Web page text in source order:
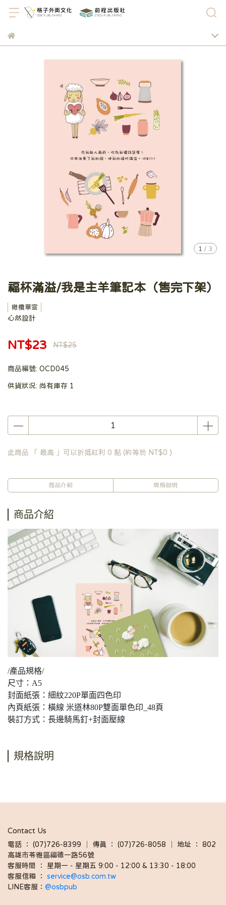
1 / 3
福杯滿溢/我是主羊筆記本（售完下架）
橄欖華宣
心然設計
NT$23 NT$25
商品編號: OCD045
供貨狀況: 尚有庫存 1
此商品 「 最高 」可以折抵紅利 0 點 (約等於 NT$0 )
商品介紹 規格說明
商品介紹
/產品規格/
尺寸：A5
封面紙張：細紋220P單面四色印
內頁紙張：橫線 米道林80P雙面單色印_48頁
裝訂方式：長邊騎馬釘+封面壓線
規格說明
Contact Us
電話 ： (07)726-8399 │ 傳真 ： (07)726-8058 │ 地址 ： 802
高雄市苓雅區福德一路56號
客服時間 ： 星期一 - 星期五 9:00 - 12:00 & 13:30 - 18:00
客服信箱 ： service@osb.com.tw
LINE客服： @osbpub